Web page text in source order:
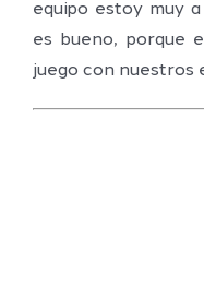
equipo estoy muy
es bueno, porque
juego con nuestros